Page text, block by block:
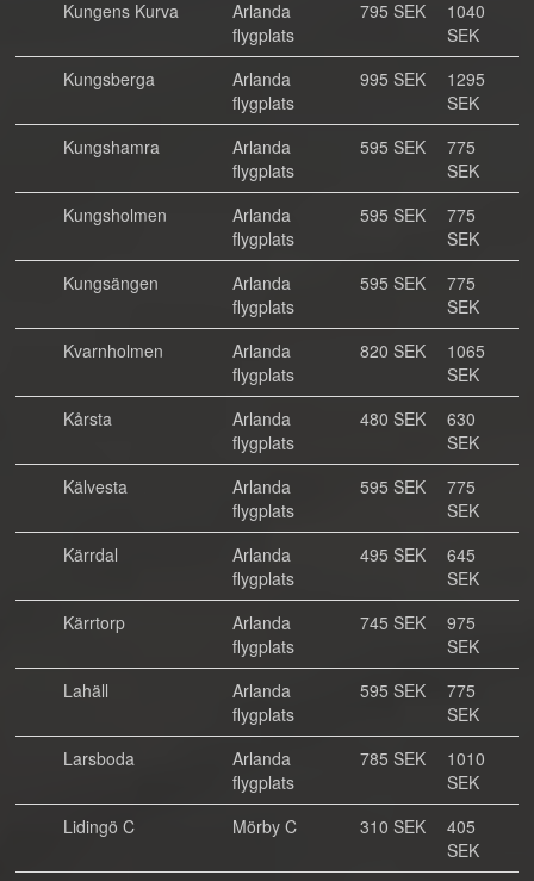
Kungens Kurva
Arlanda
flygplats
795 SEK
1040
SEK
Kungsberga
Arlanda
flygplats
995 SEK
1295
SEK
Kungshamra
Arlanda
flygplats
595 SEK
775
SEK
Kungsholmen
Arlanda
flygplats
595 SEK
775
SEK
Kungsängen
Arlanda
flygplats
595 SEK
775
SEK
Kvarnholmen
Arlanda
flygplats
820 SEK
1065
SEK
Kårsta
Arlanda
flygplats
480 SEK
630
SEK
Kälvesta
Arlanda
flygplats
595 SEK
775
SEK
Kärrdal
Arlanda
flygplats
495 SEK
645
SEK
Kärrtorp
Arlanda
flygplats
745 SEK
975
SEK
Lahäll
Arlanda
flygplats
595 SEK
775
SEK
Larsboda
Arlanda
flygplats
785 SEK
1010
SEK
Lidingö C
Mörby C 310 SEK
405
SEK